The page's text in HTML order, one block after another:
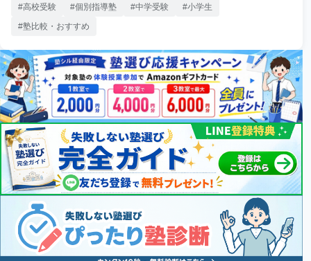
高校受験
個別指導塾 中学受験
小学生
塾比較・おすすめ